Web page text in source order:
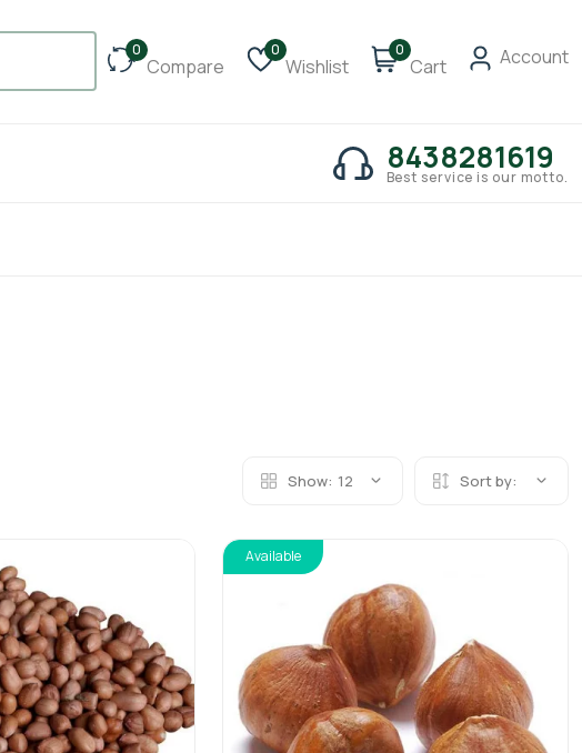
0
Compare
0
Wishlist
0
Cart Account
8438281619
Best service is our motto.
Show: 12 Sort by:
Available